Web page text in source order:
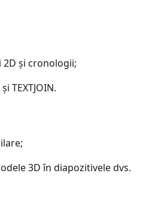
și cronologii;
TEXTJOIN.
3D în diapozitivele dvs.